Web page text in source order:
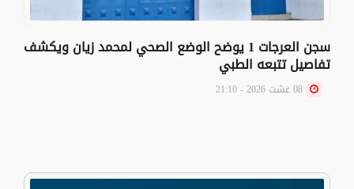
سجن العرجات 1 يوضح الوضع الصحي لمحمد زيان ويكشف
تفاصيل تتبعه الطبي